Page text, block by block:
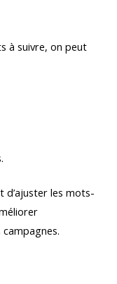
à suivre, on peut
d’ajuster les mots-